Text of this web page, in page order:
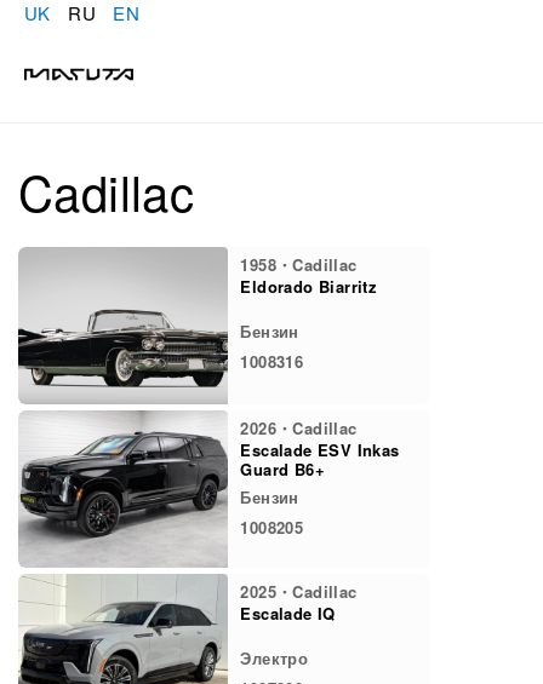
UK RU EN
Cadillac
1958・Cadillac
Eldorado Biarritz
Бензин
1008316
2026・Cadillac
Escalade ESV Inkas
Guard B6+
Бензин
1008205
2025・Cadillac
Escalade IQ
Электро